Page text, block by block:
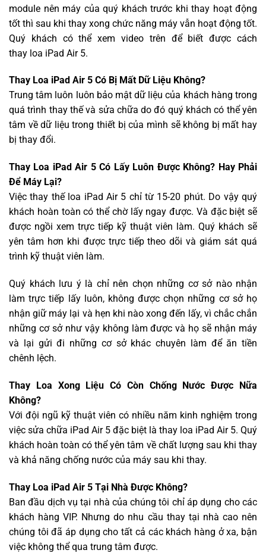
module nên máy của quý khách trước khi thay hoạt động
tốt thì sau khi thay xong chức năng máy vẫn hoạt động tốt.
Quý khách có thể xem video trên để biết được cách
thay loa iPad Air 5.
Thay Loa iPad Air 5 Có Bị Mất Dữ Liệu Không?
Trung tâm luôn luôn bảo mật dữ liệu của khách hàng trong
quá trình thay thế và sửa chữa do đó quý khách có thể yên
tâm về dữ liệu trong thiết bị của mình sẽ không bị mất hay
bị thay đổi.
Thay Loa iPad Air 5 Có Lấy Luôn Được Không? Hay Phải
Để Máy Lại?
Việc thay thế loa iPad Air 5 chỉ từ 15-20 phút. Do vậy quý
khách hoàn toàn có thể chờ lấy ngay được. Và đặc biệt sẽ
được ngồi xem trực tiếp kỹ thuật viên làm. Quý khách sẽ
yên tâm hơn khi được trực tiếp theo dõi và giám sát quá
trình kỹ thuật viên làm.
Quý khách lưu ý là chỉ nên chọn những cơ sở nào nhận
làm trực tiếp lấy luôn, không được chọn những cơ sở họ
nhận giữ máy lại và hẹn khi nào xong đến lấy, vì chắc chắn
những cơ sở như vậy không làm được và họ sẽ nhận máy
và lại gửi đi những cơ sở khác chuyên làm để ăn tiền
chênh lệch.
Thay Loa Xong Liệu Có Còn Chống Nước Được Nữa
Không?
Với đội ngũ kỹ thuật viên có nhiều năm kinh nghiệm trong
việc sửa chữa iPad Air 5 đặc biệt là thay loa iPad Air 5. Quý
khách hoàn toàn có thể yên tâm về chất lượng sau khi thay
và khả năng chống nước của máy sau khi thay.
Thay Loa iPad Air 5 Tại Nhà Được Không?
Ban đầu dịch vụ tại nhà của chúng tôi chỉ áp dụng cho các
khách hàng VIP. Nhưng do nhu cầu thay tại nhà cao nên
chúng tôi đã áp dụng cho tất cả các khách hàng ở xa, bận
việc không thể qua trung tâm được.